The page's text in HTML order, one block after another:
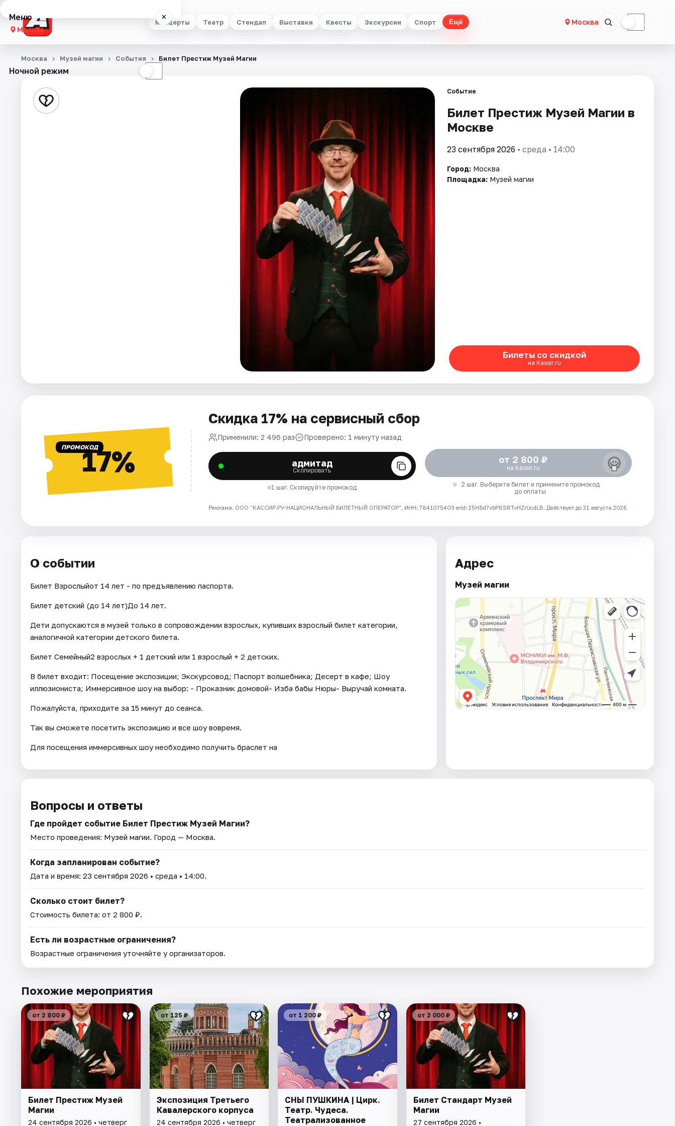
Концерты Театр Стендап Выставки Квесты Экскурсии Спорт Ещё Москва ☾
Меню ×
Москва
Концерты
Стендап
Ночной режим ☾
Москва Музей магии События Билет Престиж Музей Магии
Событие
Билет Престиж Музей Магии в
Москве
23 сентября 2026 • среда • 14:00
Город: Москва
Площадка: Музей магии
Билеты со скидкой
на Kassir.ru
ПРОМОКОД17%
Скидка 17% на сервисный сбор
Применили: 2 496 раз Проверено: 1 минуту назад
адмитад
Скопировать
1 шаг. Скопируйте промокод
от 2 800 ₽
на Kassir.ru
2 шаг. Выберите билет и примените промокод
до оплаты
Реклама. ООО "КАССИР.РУ-НАЦИОНАЛЬНЫЙ БИЛЕТНЫЙ ОПЕРАТОР", ИНН: 7841075409 erid: 25H8d7vbP8SRTvHZrUcdLB. Действует до 31 августа 2026
О событии
Билет Взрослыйот 14 лет - по предъявлению паспорта.
Билет детский (до 14 лет)До 14 лет.
Дети допускаются в музей только в сопровождении взрослых, купивших взрослый билет категории,
аналогичной категории детского билета.
Билет Семейный2 взрослых + 1 детский или 1 взрослый + 2 детских.
В билет входит: Посещение экспозиции; Экскурсовод; Паспорт волшебника; Десерт в кафе; Шоу
иллюзиониста; Иммерсивное шоу на выбор: - Проказник домовой- Изба бабы Нюры- Выручай комната.
Пожалуйста, приходите за 15 минут до сеанса.
Так вы сможете посетить экспозицию и все шоу вовремя.
Для посещения иммерсивных шоу необходимо получить браслет на
Адрес
Музей магии
Вопросы и ответы
Где пройдет событие Билет Престиж Музей Магии?
Место проведения: Музей магии. Город — Москва.
Когда запланирован событие?
Дата и время: 23 сентября 2026 • среда • 14:00.
Сколько стоит билет?
Стоимость билета: от 2 800 ₽.
Есть ли возрастные ограничения?
Возрастные ограничения уточняйте у организаторов.
Похожие мероприятия
от 2 800 ₽
Билет Престиж Музей
Магии
24 сентября 2026 • четверг
от 125 ₽
Экспозиция Третьего
Кавалерского корпуса
24 сентября 2026 • четверг
от 1 200 ₽
СНЫ ПУШКИНА | Цирк.
Театр. Чудеса.
Театрализованное
от 2 000 ₽
Билет Стандарт Музей
Магии
27 сентября 2026 •